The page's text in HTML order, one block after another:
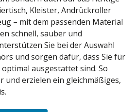
Kleister, Andrückroller
– mit dem passenden Material
schnell, sauber und
Sie bei der Auswahl
und sorgen dafür, dass Sie für
ausgestattet sind. So
und erzielen ein gleichmäßiges,